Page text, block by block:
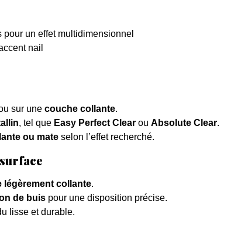
un effet multidimensionnel
nail
sur une couche collante.
, tel que Easy Perfect Clear ou Absolute Clear.
ou mate selon l’effet recherché.
légèrement collante.
de buis pour une disposition précise.
lisse et durable.